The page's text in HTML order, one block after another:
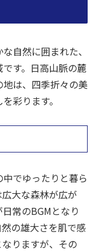
自然に囲まれた、
す。日高山脈の麓
は、四季折々の美
彩ります。
でゆったりと暮ら
大な森林が広が
常のBGMとなり
の雄大さを肌で感
りますが、その